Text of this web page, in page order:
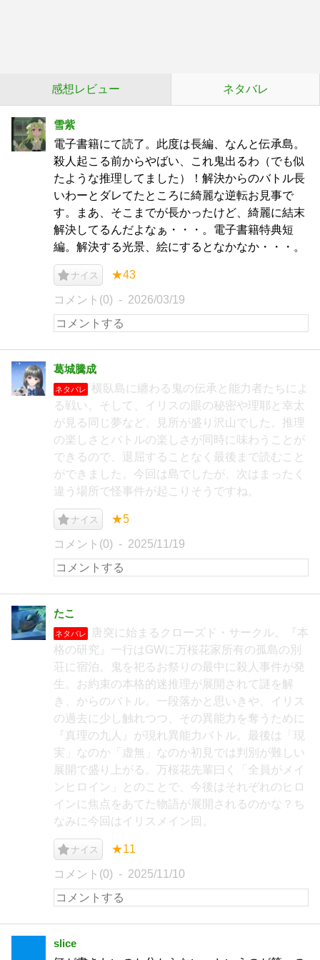
感想レビュー ネタバレ
雪紫
電子書籍にて読了。此度は長編、なんと伝承島。
殺人起こる前からやばい、これ鬼出るわ（でも似
たような推理してました）！解決からのバトル長
いわーとダレてたところに綺麗な逆転お見事で
す。まあ、そこまでが長かったけど、綺麗に結末
解決してるんだよなぁ・・・。電子書籍特典短
編。解決する光景、絵にするとなかなか・・・。
ナイス ★43
コメント(0) 2026/03/19
葛城騰成
ネタバレ
横臥島に纏わる鬼の伝承と能力者たちによ
る戦い。そして、イリスの眼の秘密や理耶と幸太
が見る同じ夢など、見所が盛り沢山でした。推理
の楽しさとバトルの楽しさが同時に味わうことが
できるので、退屈することなく最後まで読むこと
ができました。今回は島でしたが、次はまったく
違う場所で怪事件が起こりそうですね。
ナイス ★5
コメント(0) 2025/11/19
たこ
ネタバレ
唐突に始まるクローズド・サークル。『本
格の研究』一行はGWに万桜花家所有の孤島の別
荘に宿泊。鬼を祀るお祭りの最中に殺人事件が発
生。お約束の本格的迷推理が展開されて謎を解
き、からのバトル。一段落かと思いきや、イリス
の過去に少し触れつつ、その異能力を奪うために
『真理の九人』が現れ異能力バトル。最後は「現
実」なのか「虚無」なのか初見では判別が難しい
展開で盛り上がる。万桜花先輩曰く「全員がメイ
ンヒロイン」とのことで、今後はそれぞれのヒロ
インに焦点をあてた物語が展開されるのかな？ち
なみに今回はイリスメイン回。
ナイス ★11
コメント(0) 2025/11/10
slice